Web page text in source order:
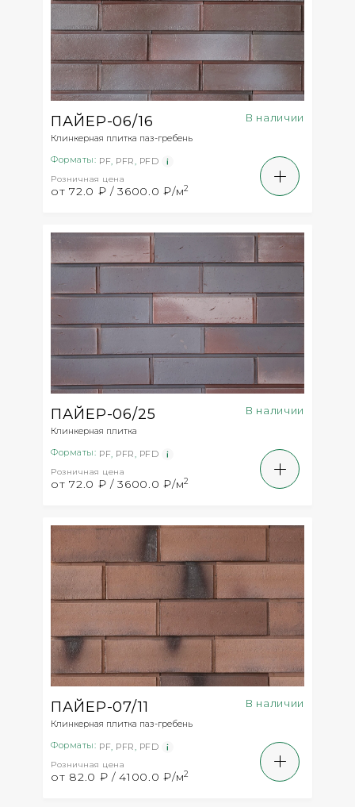
ПАЙЕР-06/16
Клинкерная плитка паз-гребень
В наличии
Форматы: PF, PFR, PFD
Розничная цена
от 72.0 ₽ / 3600.0 ₽/м2
ПАЙЕР-06/25
Клинкерная плитка
В наличии
Форматы: PF, PFR, PFD
Розничная цена
от 72.0 ₽ / 3600.0 ₽/м2
ПАЙЕР-07/11
Клинкерная плитка паз-гребень
В наличии
Форматы: PF, PFR, PFD
Розничная цена
от 82.0 ₽ / 4100.0 ₽/м2